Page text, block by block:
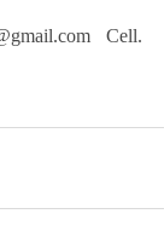
Cell.